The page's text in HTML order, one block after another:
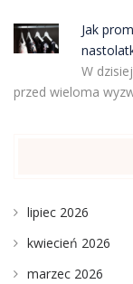
Jak
W
przed wieloma
lipiec 2026
kwiecień 2026
marzec 2026